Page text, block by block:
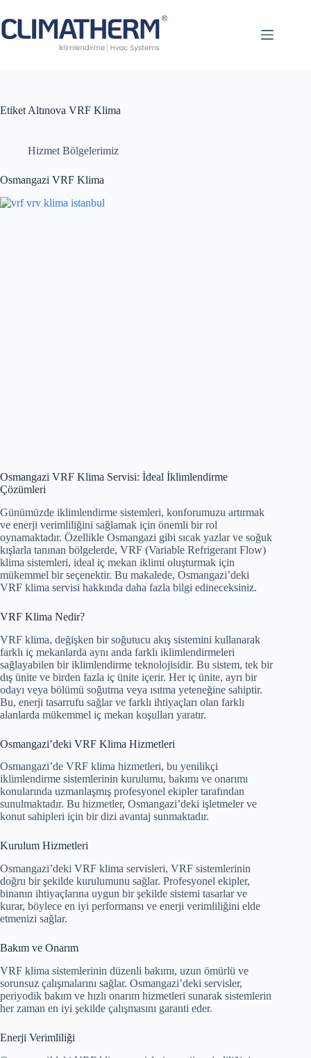
Anasayfa
Site
Klima
Sistemleri
İletişim
Etiket Altınova VRF Klima
Hizmet Bölgelerimiz
Osmangazi VRF Klima
Osmangazi VRF Klima Servisi: İdeal İklimlendirme
Çözümleri
Günümüzde iklimlendirme sistemleri, konforumuzu artırmak
ve enerji verimliliğini sağlamak için önemli bir rol
oynamaktadır. Özellikle Osmangazi gibi sıcak yazlar ve soğuk
kışlarla tanınan bölgelerde, VRF (Variable Refrigerant Flow)
klima sistemleri, ideal iç mekan iklimi oluşturmak için
mükemmel bir seçenektir. Bu makalede, Osmangazi’deki
VRF klima servisi hakkında daha fazla bilgi edineceksiniz.
VRF Klima Nedir?
VRF klima, değişken bir soğutucu akış sistemini kullanarak
farklı iç mekanlarda aynı anda farklı iklimlendirmeleri
sağlayabilen bir iklimlendirme teknolojisidir. Bu sistem, tek bir
dış ünite ve birden fazla iç ünite içerir. Her iç ünite, ayrı bir
odayı veya bölümü soğutma veya ısıtma yeteneğine sahiptir.
Bu, enerji tasarrufu sağlar ve farklı ihtiyaçları olan farklı
alanlarda mükemmel iç mekan koşulları yaratır.
Osmangazi’deki VRF Klima Hizmetleri
Osmangazi’de VRF klima hizmetleri, bu yenilikçi
iklimlendirme sistemlerinin kurulumu, bakımı ve onarımı
konularında uzmanlaşmış profesyonel ekipler tarafından
sunulmaktadır. Bu hizmetler, Osmangazi’deki işletmeler ve
konut sahipleri için bir dizi avantaj sunmaktadır.
Kurulum Hizmetleri
Osmangazi’deki VRF klima servisleri, VRF sistemlerinin
doğru bir şekilde kurulumunu sağlar. Profesyonel ekipler,
binanın ihtiyaçlarına uygun bir şekilde sistemi tasarlar ve
kurar, böylece en iyi performansı ve enerji verimliliğini elde
etmenizi sağlar.
Bakım ve Onarım
VRF klima sistemlerinin düzenli bakımı, uzun ömürlü ve
sorunsuz çalışmalarını sağlar. Osmangazi’deki servisler,
periyodik bakım ve hızlı onarım hizmetleri sunarak sistemlerin
her zaman en iyi şekilde çalışmasını garanti eder.
Enerji Verimliliği